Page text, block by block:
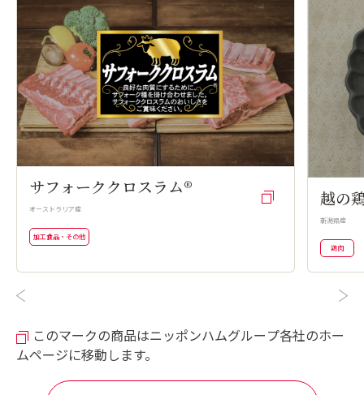
サフォーククロスラム®
オーストラリア産
加工食品・その他
越の
新潟県産
鶏肉
このマークの商品はニッポンハムグループ各社のホー
ムページに移動します。